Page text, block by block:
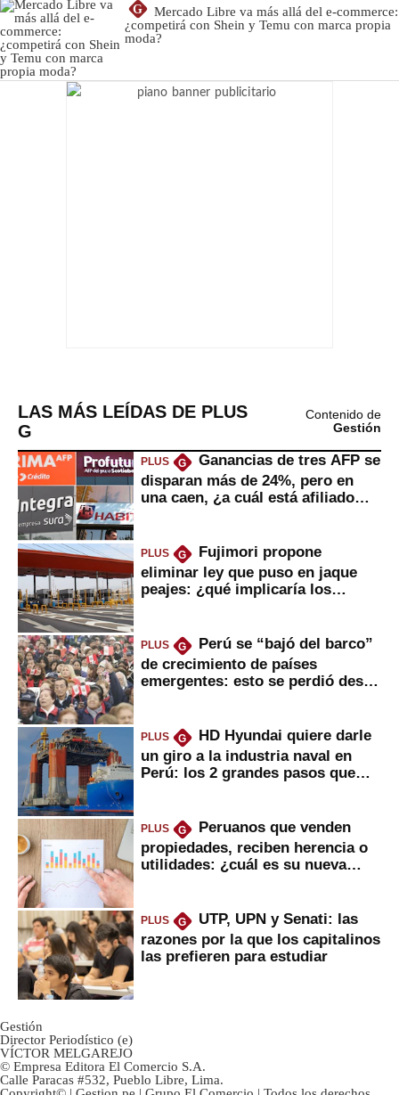
G
Mercado Libre va más allá del e-commerce:
¿competirá con Shein y Temu con marca propia
moda?
LAS MÁS LEÍDAS DE PLUS
G
Contenido de
Gestión
PLUS G
Ganancias de tres AFP se
disparan más de 24%, pero en
una caen, ¿a cuál está afiliado
PLUS G
Fujimori propone
eliminar ley que puso en jaque
peajes: ¿qué implicaría los
PLUS G
Perú se “bajó del barco”
de crecimiento de países
emergentes: esto se perdió desde
PLUS G
HD Hyundai quiere darle
un giro a la industria naval en
Perú: los 2 grandes pasos que
PLUS G
Peruanos que venden
propiedades, reciben herencia o
utilidades: ¿cuál es su nueva
PLUS G
UTP, UPN y Senati: las
razones por la que los capitalinos
las prefieren para estudiar
Gestión
Director Periodístico (e)
VÍCTOR MELGAREJO
© Empresa Editora El Comercio S.A.
Calle Paracas #532, Pueblo Libre, Lima.